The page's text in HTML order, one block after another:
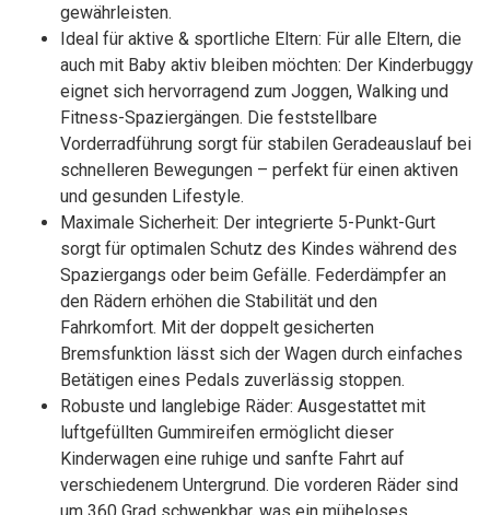
gewährleisten.
Ideal für aktive & sportliche Eltern: Für alle Eltern, die
auch mit Baby aktiv bleiben möchten: Der Kinderbuggy
eignet sich hervorragend zum Joggen, Walking und
Fitness-Spaziergängen. Die feststellbare
Vorderradführung sorgt für stabilen Geradeauslauf bei
schnelleren Bewegungen – perfekt für einen aktiven
und gesunden Lifestyle.
Maximale Sicherheit: Der integrierte 5-Punkt-Gurt
sorgt für optimalen Schutz des Kindes während des
Spaziergangs oder beim Gefälle. Federdämpfer an
den Rädern erhöhen die Stabilität und den
Fahrkomfort. Mit der doppelt gesicherten
Bremsfunktion lässt sich der Wagen durch einfaches
Betätigen eines Pedals zuverlässig stoppen.
Robuste und langlebige Räder: Ausgestattet mit
luftgefüllten Gummireifen ermöglicht dieser
Kinderwagen eine ruhige und sanfte Fahrt auf
verschiedenem Untergrund. Die vorderen Räder sind
um 360 Grad schwenkbar, was ein müheloses